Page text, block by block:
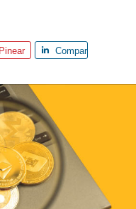
Pinear
Compar